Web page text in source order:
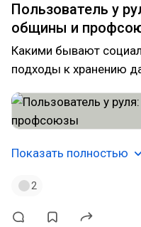
Пользователь у
общины и
Какими бывают
подходы к хранению
Показать полностью
2